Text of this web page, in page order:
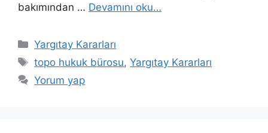
bakımından … Devamını oku…
Kategoriler
Yargıtay Kararları
Etiketler
topo hukuk bürosu,Yargıtay Kararları
Yorum yap